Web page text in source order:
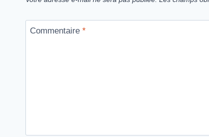
Commentaire *